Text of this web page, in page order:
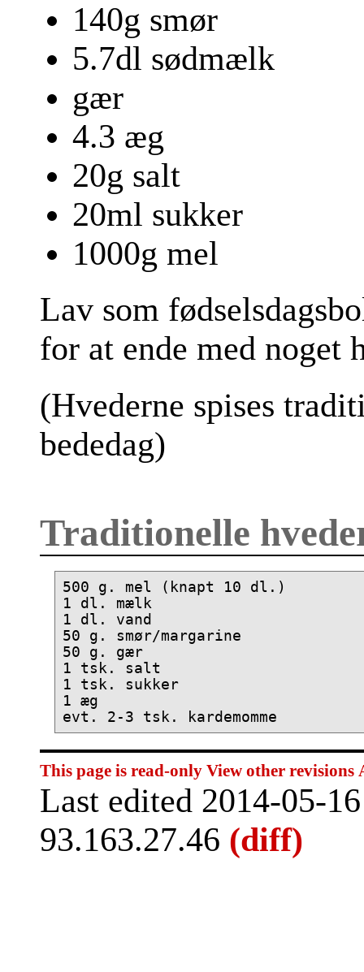
140g smør
5.7dl sødmælk
gær
4.3 æg
20g salt
20ml sukker
1000g mel
Lav som
for at ende med noget
(Hvederne spises
bededag)
Traditionelle
500 g. mel (knapt 10 dl.)
1 dl. mælk
1 dl. vand
50 g. smør/margarine
50 g. gær
1 tsk. salt
1 tsk. sukker
1 æg
This page is read-only View other revisions
Last edited 2014-05-
93.163.27.46 (diff)